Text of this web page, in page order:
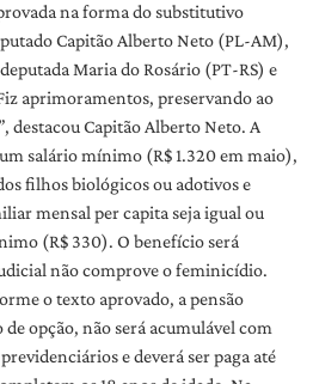
na forma do substitutivo
Capitão Alberto Neto (PL-AM),
Maria do Rosário (PT-RS) e
aprimoramentos, preservando ao
destacou Capitão Alberto Neto. A
salário mínimo (R$ 1.320 em maio),
filhos biológicos ou adotivos e
mensal per capita seja igual ou
(R$ 330). O benefício será
não comprove o feminicídio.
o texto aprovado, a pensão
opção, não será acumulável com
e deverá ser paga até